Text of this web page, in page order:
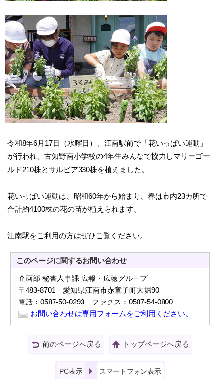
令和8年6月17日（水曜日）、江南駅前で「花いっぱい運動」
が行われ、古知野南小学校の4年生みんなで協力しマリーゴー
ルド210株とサルビア330株を植えました。
花いっぱい運動は、昭和60年から始まり、春は市内23カ所で
合計約4100株の花の苗が植えられます。
江南駅をご利用の方はぜひご覧ください。
このページに関するお問い合わせ
企画部 秘書人事課 広報・広聴グループ
〒483-8701 愛知県江南市赤童子町大堀90
電話：0587-50-0293 ファクス：0587-54-0800
お問い合わせは専用フォームをご利用ください。
前のページへ戻る トップページへ戻る
PC表示 スマートフォン表示